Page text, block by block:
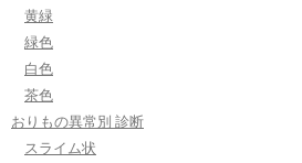
黄緑
緑色
白色
茶色
おりもの異常別 診断
スライム状